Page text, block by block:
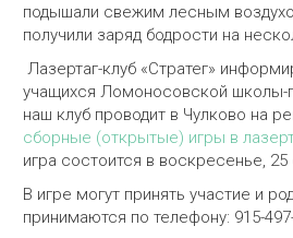
подышали свежим лесным
получили заряд бодрости на
Лазертаг-клуб «Стратег»
учащихся Ломоносовской школы-
наш клуб проводит в Чулково на
сборные (открытые) игры в
игра состоится в воскресенье, 25
В игре могут принять участие и
принимаются по телефону: 915-